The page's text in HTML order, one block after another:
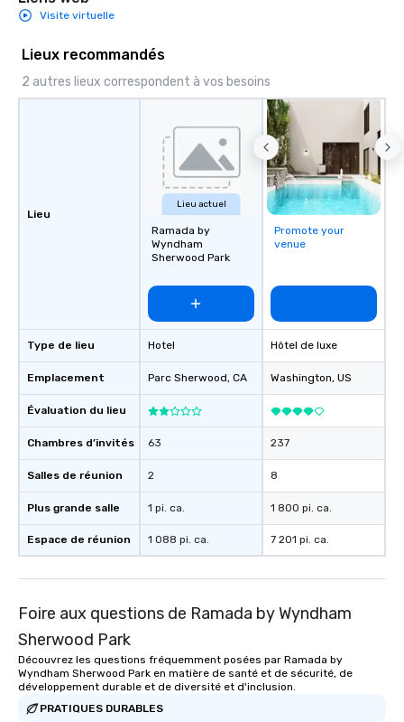
Visite virtuelle
Lieux recommandés
2 autres lieux correspondent à vos besoins
Lieu
Type de lieu
Emplacement
Évaluation du lieu
Chambres d’invités
Salles de réunion
Plus grande salle
Espace de réunion
Lieu actuel
Ramada by
Wyndham
Sherwood Park
Hotel
Parc Sherwood, CA
63
2
1 pi. ca.
1 088 pi. ca.
Promote your
venue
Hôtel de luxe
Washington, US
237
8
1 800 pi. ca.
7 201 pi. ca.
Foire aux questions de Ramada by Wyndham
Sherwood Park
Découvrez les questions fréquemment posées par Ramada by
Wyndham Sherwood Park en matière de santé et de sécurité, de
développement durable et de diversité et d'inclusion.
PRATIQUES DURABLES